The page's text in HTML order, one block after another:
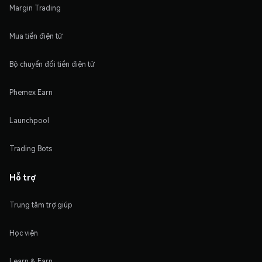
Margin Trading
Mua tiền điện tử
Bộ chuyển đổi tiền điện tử
Phemex Earn
Launchpool
Trading Bots
Hỗ trợ
Trung tâm trợ giúp
Học viện